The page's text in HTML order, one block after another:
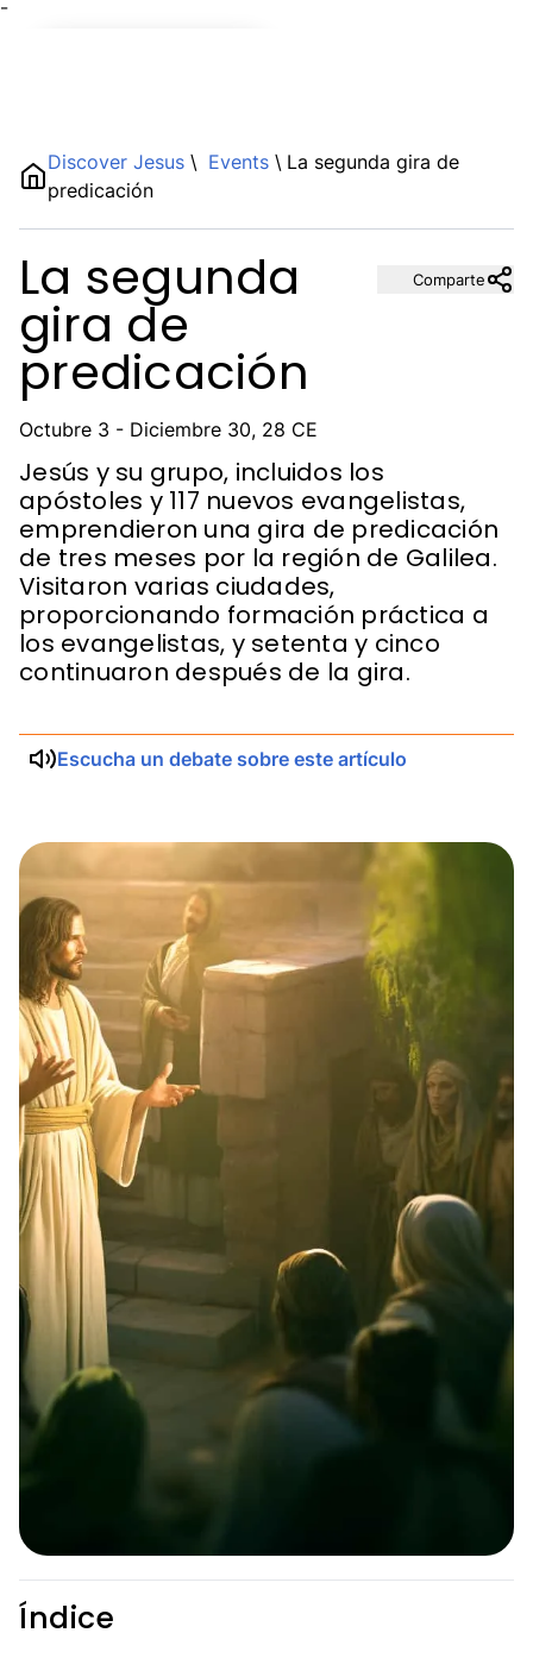
¯
Discover Jesus \ Events \ La segunda gira de
predicación
La segunda
gira de
predicación
Octubre 3 - Diciembre 30, 28 CE
Jesús y su grupo, incluidos los
apóstoles y 117 nuevos evangelistas,
emprendieron una gira de predicación
de tres meses por la región de Galilea.
Visitaron varias ciudades,
proporcionando formación práctica a
los evangelistas, y setenta y cinco
continuaron después de la gira.
Comparte
Escucha un debate sobre este artículo
Índice
Description